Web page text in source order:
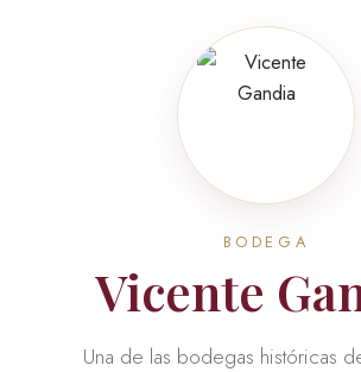
BODEGA
Vicente
Una de las bodegas históricas